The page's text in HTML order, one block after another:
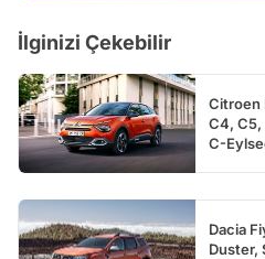
İlginizi Çekebilir
Citroen
C4, C5,
C-
Dacia
Duster,